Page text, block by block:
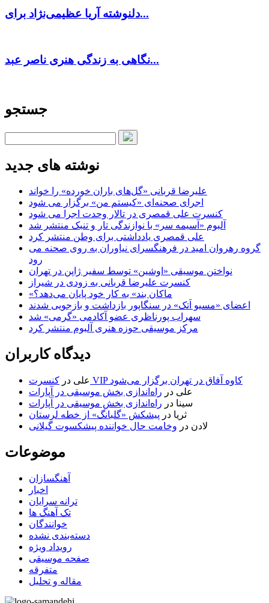
دلنوشته آریا عظیمی‌نژاد برای...
نگاهی به زندگی هنری ناصر عبد...
جستجو
نوشته های جدید
علیرضا قربانی «گل‌های باران خورده» را خواند
اجرای صحنه‌ای «کیستم من» برگزار می شود
کنسرت علی قمصری در تالار وحدت اجرا می شود
آلبوم «آسیمه سر» با نوازندگی تار و تنبک منتشر شد
علی قمصری یادداشتی برای وطن منتشر کرد
گروه رهروان امید در فرهنگسرای نیاوران به روی صحنه می
رود
نواختن موسیقی «اوشین» توسط سفیر ژاپن در تهران
کنسرت علیرضا قربانی به زودی در شیراز
«ماکان بند» به کار خود پایان می‌دهد؟
اعضای «مسیو اَتک» در سنگاپور بازداشت و بازجویی شدند
سهراب پورناظری عضو آکادمی «گرمی» شد
مرکز موسیقی حوزه هنری آلبوم منتشر کرد
دیدگاه کاربران
علی در
کنسرت VIP کاوه آفاق در تهران برگزار می‌شود
علی در راه‌اندازی بخش موسیقی در آپارات
سینا در راه‌اندازی بخش موسیقی در آپارات
ثریا در پیشکش «گلبانگ» از خطه لرستان
لادن در وخامت حال خواننده پیشکسوت گیلانی
موضوعات
آهنگسازان
اخبار
ترانه سرایان
تک آهنگ ها
خوانندگان
دسته‌بندی نشده
رویداد ویژه
صفحه موسیقی
متفرقه
مقاله و تحلیل